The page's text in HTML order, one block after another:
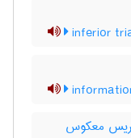
inferior
معکوس